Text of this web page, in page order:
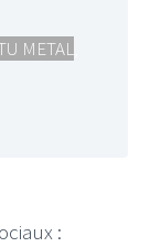
METAL
: